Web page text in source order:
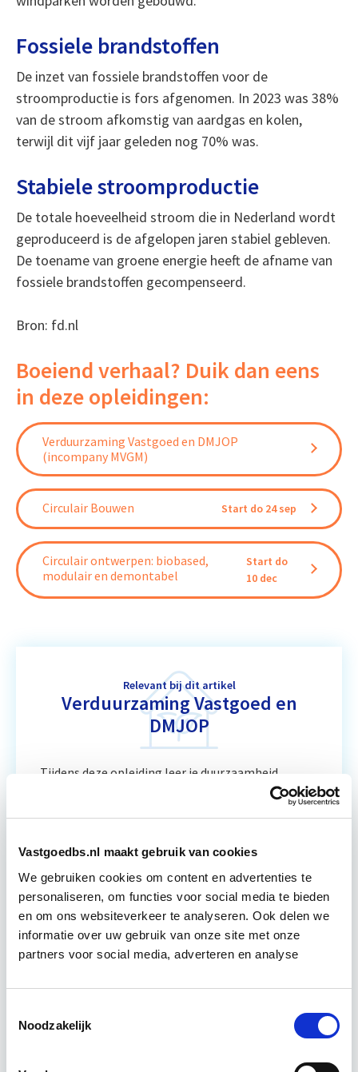
Vastgoedbs.nl maakt gebruik van cookies
We gebruiken cookies om content en advertenties te
personaliseren, om functies voor social media te bieden
en om ons websiteverkeer te analyseren. Ook delen we
informatie over uw gebruik van onze site met onze
partners voor social media, adverteren en analyse
Noodzakelijk
Fossiele brandstoffen
De inzet van fossiele brandstoffen voor de
stroomproductie is fors afgenomen. In 2023 was 38%
van de stroom afkomstig van aardgas en kolen,
terwijl dit vijf jaar geleden nog 70% was.
Stabiele stroomproductie
De totale hoeveelheid stroom die in Nederland wordt
geproduceerd is de afgelopen jaren stabiel gebleven.
De toename van groene energie heeft de afname van
fossiele brandstoffen gecompenseerd.
Bron: fd.nl
Boeiend verhaal? Duik dan eens
in deze opleidingen:
Verduurzaming Vastgoed en DMJOP
(incompany MVGM)
Circulair Bouwen Start do 24 sep
Circulair ontwerpen: biobased,
modulair en demontabel
Start do
10 dec
Relevant bij dit artikel
Verduurzaming Vastgoed en
DMJOP
Tijdens deze opleiding leer je duurzaamheid
worden… Lees verder
Utrecht & Online
7 lesdagen lesdag(en)
6 uur per week
Eerstvolgende startdatum